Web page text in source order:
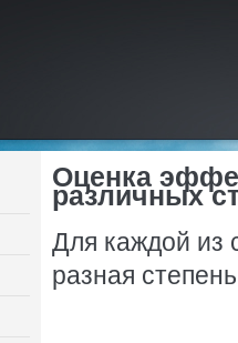
Оценка
различных
Для каждой из
разная